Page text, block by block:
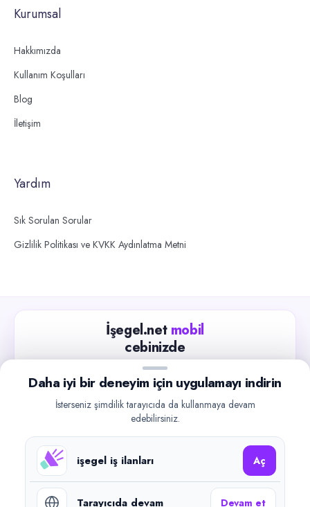
Kurumsal
Hakkımızda
Kullanım Koşulları
Blog
İletişim
Yardım
Sık Sorulan Sorular
Gizlilik Politikası ve KVKK Aydınlatma Metni
İşegel.net mobil
cebinizde
Güncel iş ilanlarını takip edin, işverenlerle hızlıca
iletişime geçin.
Google Play
Daha iyi bir deneyim için uygulamayı indirin
İsterseniz şimdilik tarayıcıda da kullanmaya devam
edebilirsiniz.
işegel iş ilanları Aç
Tarayıcıda devam Devam et